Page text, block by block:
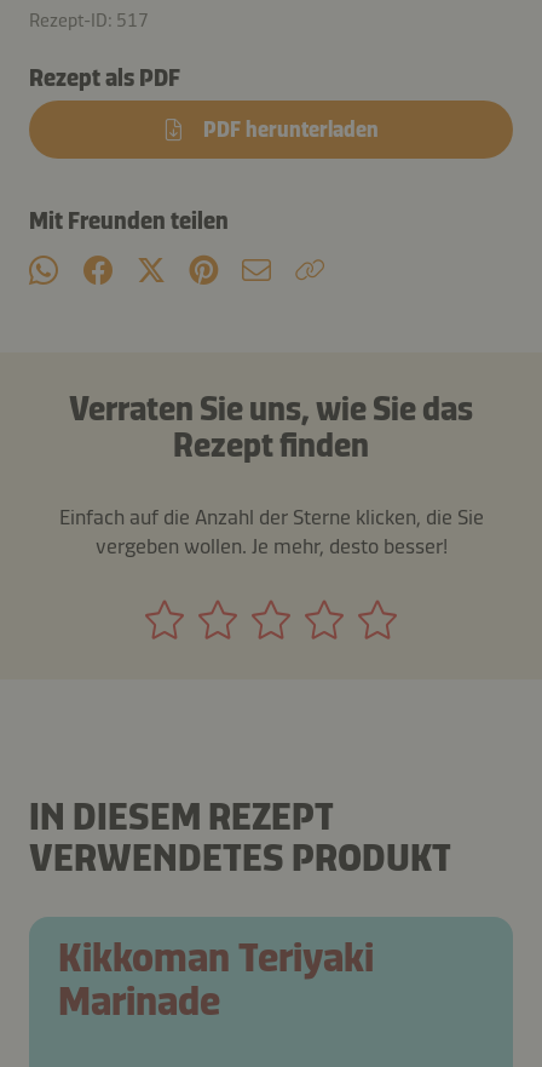
Rezept-ID: 517
Rezept als PDF
PDF herunterladen
Mit Freunden teilen
Verraten Sie uns, wie Sie das
Rezept finden
Einfach auf die Anzahl der Sterne klicken, die Sie
vergeben wollen. Je mehr, desto besser!
IN DIESEM REZEPT
VERWENDETES PRODUKT
Kikkoman Teriyaki
Marinade